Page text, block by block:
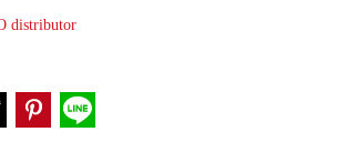
distributor